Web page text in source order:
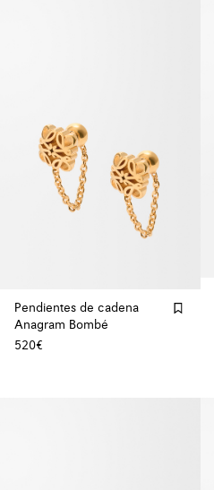
Pendientes de cadena
Anagram Bombé
520€